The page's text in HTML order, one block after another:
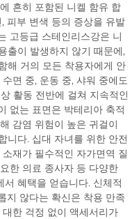
흔히 포함된 니켈 함유 합
피부 변색 등의 증상을 유발
고등급 스테인리스강은 니
출이 발생하지 않기 때문에,
해 거의 모든 착용자에게 안
면 중, 운동 중, 샤워 중에도
활동 전반에 걸쳐 지속적인
없는 표면은 박테리아 축적
감염 위험이 높은 귀걸이
니다. 십대 자녀를 위한 안전
재가 필수적인 자가면역 질
한 의료 종사자 등 다양한
혜택을 얻습니다. 신체적
지 않다는 확신은 착용 만족
한 걱정 없이 액세서리가